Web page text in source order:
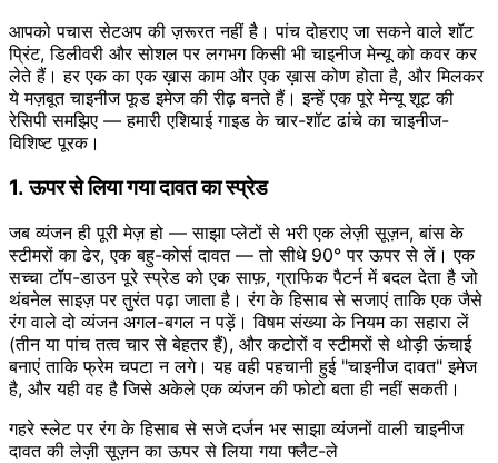
आपको पचास सेटअप की ज़रूरत नहीं है। पांच दोहराए जा सकने वाले शॉट
प्रिंट, डिलीवरी और सोशल पर लगभग किसी भी चाइनीज मेन्यू को कवर कर
लेते हैं। हर एक का एक ख़ास काम और एक ख़ास कोण होता है, और मिलकर
ये मज़बूत चाइनीज फूड इमेज की रीढ़ बनते हैं। इन्हें एक पूरे मेन्यू शूट की
रेसिपी समझिए — हमारी एशियाई गाइड के चार-शॉट ढांचे का चाइनीज-
विशिष्ट पूरक।
1. ऊपर से लिया गया दावत का स्प्रेड
जब व्यंजन ही पूरी मेज़ हो — साझा प्लेटों से भरी एक लेज़ी सूज़न, बांस के
स्टीमरों का ढेर, एक बहु-कोर्स दावत — तो सीधे 90° पर ऊपर से लें। एक
सच्चा टॉप-डाउन पूरे स्प्रेड को एक साफ़, ग्राफिक पैटर्न में बदल देता है जो
थंबनेल साइज़ पर तुरंत पढ़ा जाता है। रंग के हिसाब से सजाएं ताकि एक जैसे
रंग वाले दो व्यंजन अगल-बगल न पड़ें। विषम संख्या के नियम का सहारा लें
(तीन या पांच तत्व चार से बेहतर हैं), और कटोरों व स्टीमरों से थोड़ी ऊंचाई
बनाएं ताकि फ्रेम चपटा न लगे। यह वही पहचानी हुई "चाइनीज दावत" इमेज
है, और यही वह है जिसे अकेले एक व्यंजन की फोटो बता ही नहीं सकती।
गहरे स्लेट पर रंग के हिसाब से सजे दर्जन भर साझा व्यंजनों वाली चाइनीज
दावत की लेज़ी सूज़न का ऊपर से लिया गया फ्लैट-ले